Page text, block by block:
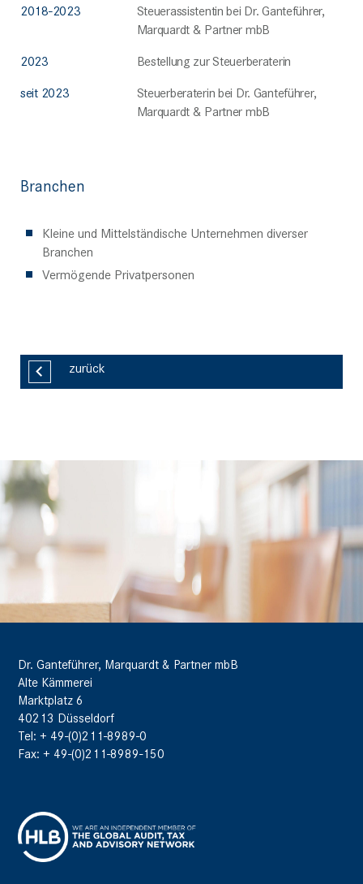
2018-2023
Steuerassistentin bei Dr. Ganteführer,
Marquardt & Partner mbB
2023
Bestellung zur Steuerberaterin
seit 2023
Steuerberaterin bei Dr. Ganteführer,
Marquardt & Partner mbB
Branchen
Kleine und Mittelständische Unternehmen diverser
Branchen
Vermögende Privatpersonen
zurück
Dr. Ganteführer, Marquardt & Partner mbB
Alte Kämmerei
Marktplatz 6
40213 Düsseldorf
Tel: + 49-(0)211-8989-0
Fax: + 49-(0)211-8989-150